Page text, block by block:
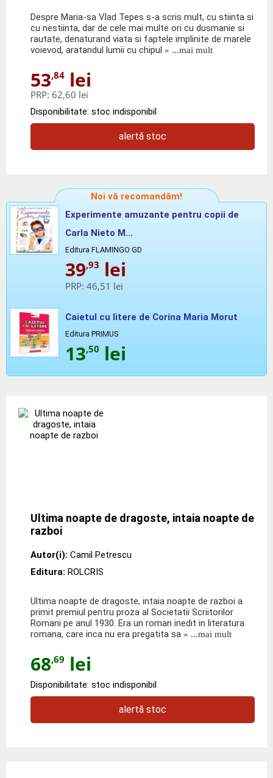
Despre Maria-sa Vlad Tepes s-a scris mult, cu stiinta si
cu nestiinta, dar de cele mai multe ori cu dusmanie si
rautate, denaturand viata si faptele implinite de marele
voievod, aratandul lumii cu chipul » ...mai mult
53,84 lei
PRP: 62,60 lei
Disponibilitate: stoc indisponibil
alertă stoc
Noi vă recomandăm!
Experimente amuzante pentru copii de
Carla Nieto M...
Editura FLAMINGO GD
39,93 lei
PRP: 46,51 lei
Caietul cu litere de Corina Maria Morut
Editura PRIMUS
13,50 lei
Ultima noapte de dragoste, intaia noapte de
razboi
Autor(i): Camil Petrescu
Editura: ROLCRIS
Ultima noapte de dragoste, intaia noapte de razboi a
primit premiul pentru proza al Societatii Scriitorilor
Romani pe anul 1930. Era un roman inedit in literatura
romana, care inca nu era pregatita sa » ...mai mult
68,69 lei
Disponibilitate: stoc indisponibil
alertă stoc